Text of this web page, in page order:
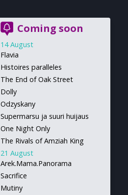
Coming soon
14 August
Flavia
Histoires paralleles
The End of Oak Street
Dolly
Odzyskany
Supermarsu ja suuri huijaus
One Night Only
The Rivals of Amziah King
21 August
Arek.Mama.Panorama
Sacrifice
Mutiny